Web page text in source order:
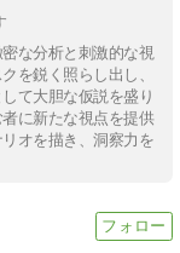
な分析と刺激的な視
を鋭く照らし出し、
て大胆な仮説を盛り
に新たな視点を提供
オを描き、洞察力を